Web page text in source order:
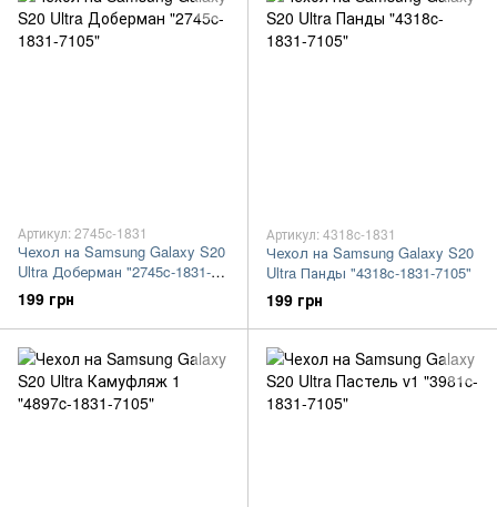
Артикул: 2745c-1831
Чехол на Samsung Galaxy S20
Ultra Доберман "2745c-1831-
7105"
199 грн
Артикул: 4318c-1831
Чехол на Samsung Galaxy S20
Ultra Панды "4318c-1831-7105"
199 грн